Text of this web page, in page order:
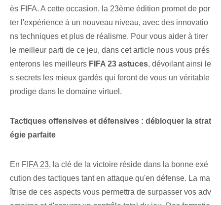
ès FIFA. A cette occasion, la 23ème édition promet de por
ter l'expérience à un nouveau niveau, avec des innovatio
ns techniques et plus de réalisme. ⁤Pour vous aider à tirer
le meilleur parti de ce jeu, dans cet article nous vous prés
enterons les meilleurs FIFA ‌23 astuces, dévoilant ainsi le
s secrets les mieux gardés qui feront de vous un véritable
prodige dans le domaine virtuel.
Tactiques offensives et défensives⁢ : débloquer la strat
égie parfaite
En FIFA 23, la clé de la victoire réside dans la bonne exé
cution des tactiques tant en attaque qu'en défense. La ma
îtrise de ces aspects vous permettra de surpasser vos adv